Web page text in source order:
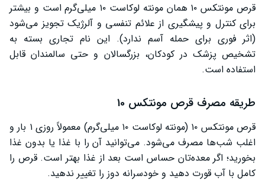
قرص مونتکس ۱۰ همان مونته لوکاست ۱۰ میلی‌گرم است و بیشتر
برای کنترل و پیشگیری از علائم تنفسی و آلرژیک تجویز می‌شود
(اثر فوری برای حمله آسم ندارد). این نام تجاری بسته به
تشخیص پزشک در کودکان، بزرگسالان و حتی سالمندان قابل
استفاده است.
طریقه مصرف قرص مونتکس 10
قرص مونتکس ۱۰ (مونته لوکاست ۱۰ میلی‌گرم) معمولاً روزی ۱ بار و
اغلب شب‌ها مصرف می‌شود. می‌توانید آن را با غذا یا بدون غذا
بخورید؛ اگر معده‌تان حساس است بعد از غذا بهتر است. قرص را
کامل با آب قورت دهید و خودسرانه دوز را تغییر ندهید.